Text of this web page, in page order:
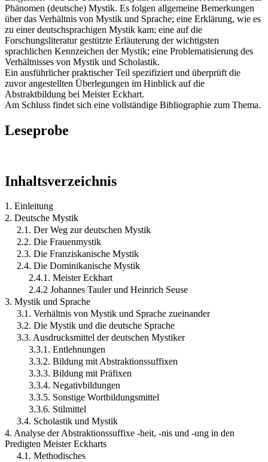
Phänomen (deutsche) Mystik. Es folgen allgemeine Bemerkungen
über das Verhältnis von Mystik und Sprache; eine Erklärung, wie es
zu einer deutschsprachigen Mystik kam; eine auf die
Forschungsliteratur gestützte Erläuterung der wichtigsten
sprachlichen Kennzeichen der Mystik; eine Problematisierung des
Verhältnisses von Mystik und Scholastik.
Ein ausführlicher praktischer Teil spezifiziert und überprüft die
zuvor angestellten Überlegungen im Hinblick auf die
Abstraktbildung bei Meister Eckhart.
Am Schluss findet sich eine vollständige Bibliographie zum Thema.
Leseprobe
Inhaltsverzeichnis
1. Einleitung
2. Deutsche Mystik
2.1. Der Weg zur deutschen Mystik
2.2. Die Frauenmystik
2.3. Die Franziskanische Mystik
2.4. Die Dominikanische Mystik
2.4.1. Meister Eckhart
2.4.2 Johannes Tauler und Heinrich Seuse
3. Mystik und Sprache
3.1. Verhältnis von Mystik und Sprache zueinander
3.2. Die Mystik und die deutsche Sprache
3.3. Ausdrucksmittel der deutschen Mystiker
3.3.1. Entlehnungen
3.3.2. Bildung mit Abstraktionssuffixen
3.3.3. Bildung mit Präfixen
3.3.4. Negativbildungen
3.3.5. Sonstige Wortbildungsmittel
3.3.6. Stilmittel
3.4. Scholastik und Mystik
4. Analyse der Abstraktionssuffixe -heit, -nis und -ung in den
Predigten Meister Eckharts
4.1. Methodisches